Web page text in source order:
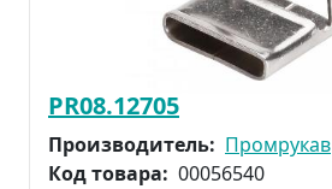
PR08.12705
Производитель: Промрукав
Код товара: 00056540